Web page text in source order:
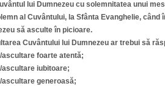
lui Dumnezeu cu solemnitatea unui
al Cuvântului, la Sfânta Evanghelie,
să asculte în picioare.
Cuvântului lui Dumnezeu ar trebui să
foarte atentă;
iubitoare;
generoasă;